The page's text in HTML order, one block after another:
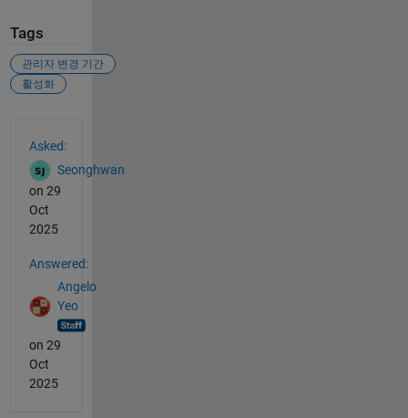
Tags
관리자 변경 기간
활성화
Asked:
Seonghwan
on 29
Oct
2025
Answered:
Angelo
Yeo
on 29
Oct
2025